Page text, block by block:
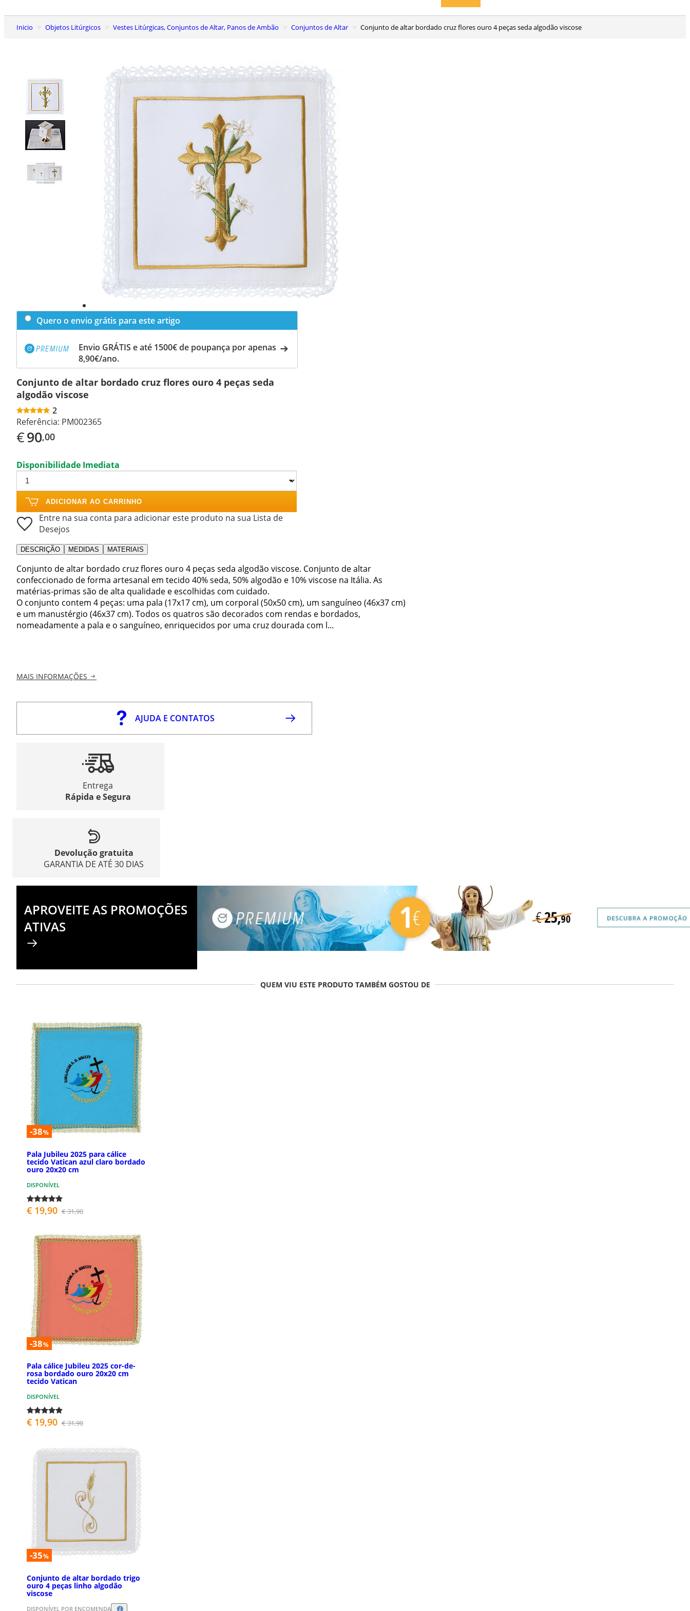
Inicio Objetos Litúrgicos Vestes Litúrgicas, Conjuntos de Altar, Panos de Ambão Conjuntos de Altar Conjunto de altar bordado cruz flores ouro 4 peças seda algodão viscose
Quero o envio grátis para este artigo
Envio GRÁTIS e até 1500€ de poupança por apenas
8,90€/ano.
Conjunto de altar bordado cruz flores ouro 4 peças seda
algodão viscose
2
Referência: PM002365
€90,00
Disponibilidade Imediata
ADICIONAR AO CARRINHO
Entre na sua conta para adicionar este produto na sua Lista de
Desejos
DESCRIÇÃO MEDIDAS MATERIAIS
Conjunto de altar bordado cruz flores ouro 4 peças seda algodão viscose. Conjunto de altar
confeccionado de forma artesanal em tecido 40% seda, 50% algodão e 10% viscose na Itália. As
matérias-primas são de alta qualidade e escolhidas com cuidado.
O conjunto contem 4 peças: uma pala (17x17 cm), um corporal (50x50 cm), um sanguíneo (46x37 cm)
e um manustérgio (46x37 cm). Todos os quatros são decorados com rendas e bordados,
nomeadamente a pala e o sanguíneo, enriquecidos por uma cruz dourada com l...
MAIS INFORMAÇÕES
AJUDA E CONTATOS
Entrega
Rápida e Segura
Devolução gratuita
GARANTIA DE ATÉ 30 DIAS
APROVEITE AS PROMOÇÕES
ATIVAS
QUEM VIU ESTE PRODUTO TAMBÉM GOSTOU DE
-38%
Pala Jubileu 2025 para cálice
tecido Vatican azul claro bordado
ouro 20x20 cm
DISPONÍVEL
€ 19,90 € 31,90
-38%
Pala cálice Jubileu 2025 cor-de-
rosa bordado ouro 20x20 cm
tecido Vatican
DISPONÍVEL
€ 19,90 € 31,90
-35%
Conjunto de altar bordado trigo
ouro 4 peças linho algodão
viscose
DISPONÍVEL POR ENCOMENDA